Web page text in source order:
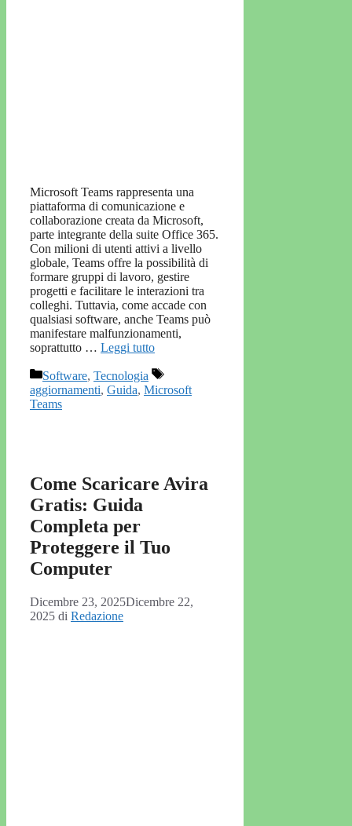
Microsoft Teams rappresenta una
piattaforma di comunicazione e
collaborazione creata da Microsoft,
parte integrante della suite Office 365.
Con milioni di utenti attivi a livello
globale, Teams offre la possibilità di
formare gruppi di lavoro, gestire
progetti e facilitare le interazioni tra
colleghi. Tuttavia, come accade con
qualsiasi software, anche Teams può
manifestare malfunzionamenti,
soprattutto … Leggi tutto
Categorie
Software, Tecnologia
Tag
aggiornamenti, Guida, Microsoft
Teams
Come Scaricare Avira
Gratis: Guida
Completa per
Proteggere il Tuo
Computer
Dicembre 23, 2025Dicembre 22,
2025 di Redazione